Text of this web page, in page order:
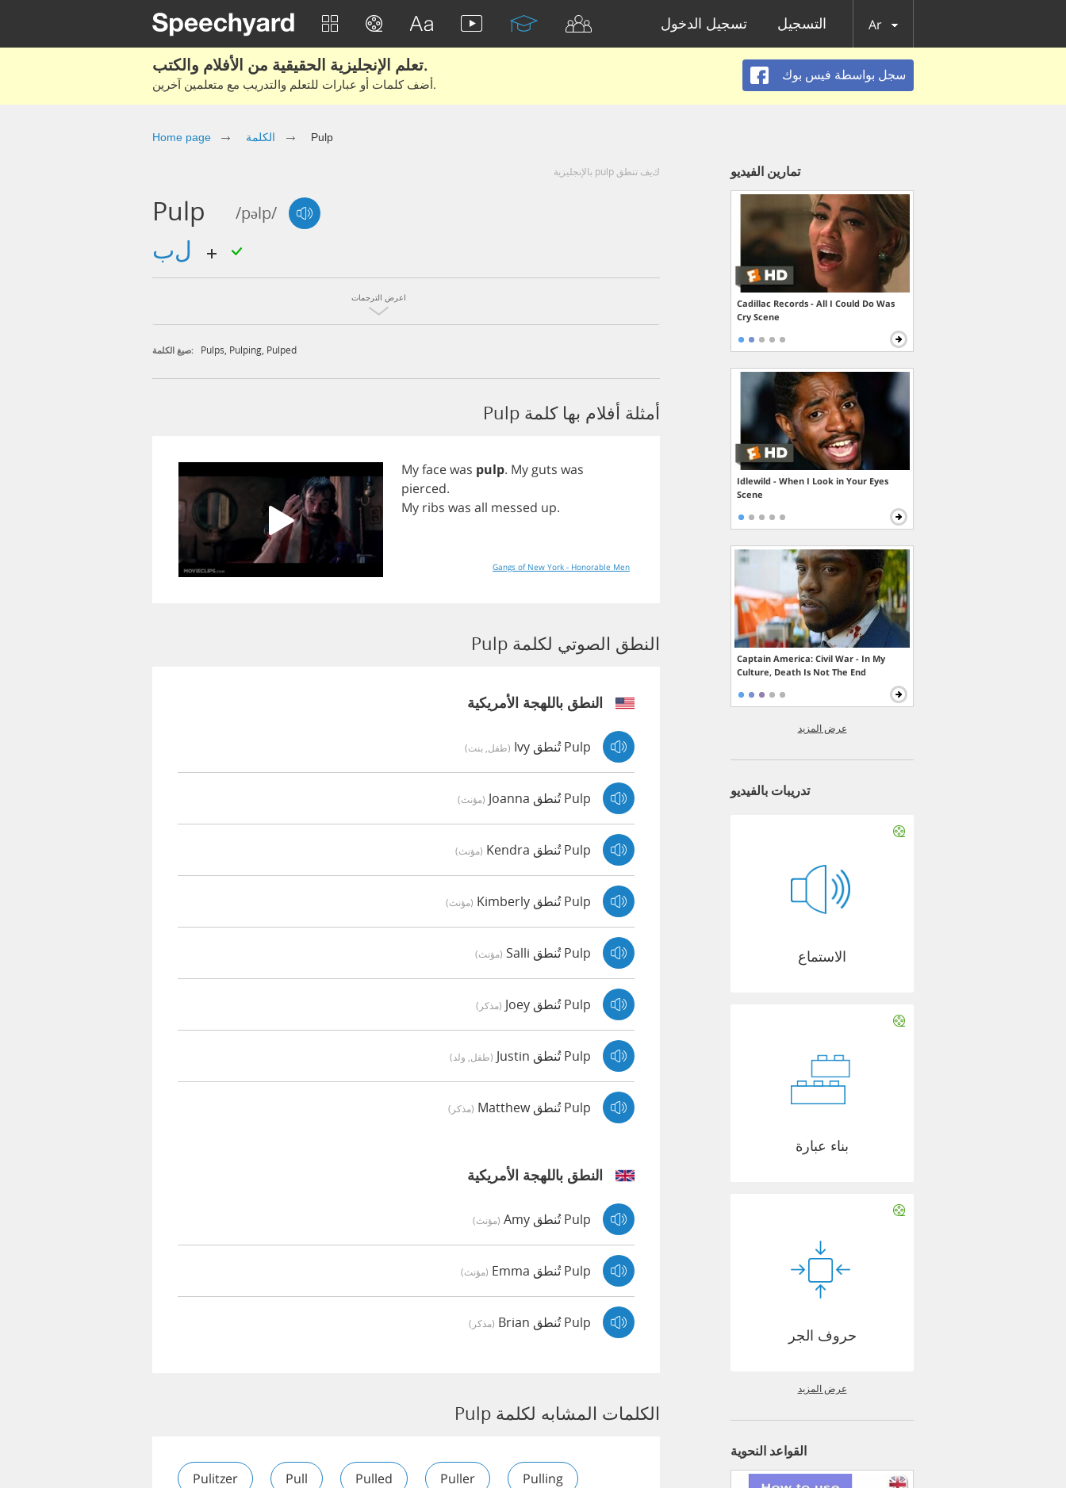
تسجيل الدخول التسجيل Ar
تعلم الإنجليزية الحقيقية من الأفلام والكتب.
أضف كلمات أو عبارات للتعلم والتدريب مع متعلمين آخرين.
سجل بواسطة فيس بوك
Home page الكلمة Pulp
كيف تنطق pulp بالإنجليزية
Pulp /pəlp/
اعرض الترجمات
صيغ الكلمة: Pulps Pulping Pulped
أمثلة أفلام بها كلمة Pulp
Myfacewas pulp. My guts was
pierced.
My ribs was all messed up.
Gangs of New York - Honorable Men
النطق الصوتي لكلمة Pulp
النطق باللهجة الأمريكية
Pulp تُنطق Ivy (طفل, بنت)
Pulp تُنطق Joanna (مؤنث)
Pulp تُنطق Kendra (مؤنث)
Pulp تُنطق Kimberly (مؤنث)
Pulp تُنطق Salli (مؤنث)
Pulp تُنطق Joey (مذكر)
Pulp تُنطق Justin (طفل, ولد)
Pulp تُنطق Matthew (مذكر)
النطق باللهجة الأمريكية
Pulp تُنطق Amy (مؤنث)
Pulp تُنطق Emma (مؤنث)
Pulp تُنطق Brian (مذكر)
الكلمات المشابه لكلمة Pulp
Pulitzer Pull Pulled Puller Pulling
تمارين الفيديو
Cadillac Records - All I Could Do Was
Cry Scene
Idlewild - When I Look in Your Eyes
Scene
Captain America: Civil War - In My
Culture, Death Is Not The End
عرض المزيد
تدريبات بالفيديو
الاستماع
بناء عبارة
حروف الجر
عرض المزيد
القواعد النحوية